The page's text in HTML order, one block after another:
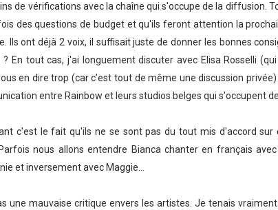
de vérifications avec la chaîne qui s'occupe de la diffusion.
des questions de budget et qu'ils feront attention la
ont déjà 2 voix, il suffisait juste de donner les bonnes
En tout cas, j'ai longuement discuter avec Elisa Rosselli
en dire trop (car c'est tout de même une discussion privée)
entre Rainbow et leurs studios belges qui s'occupent de
c'est le fait qu'ils ne se sont pas du tout mis d'accord sur
nous allons entendre Bianca chanter en français
et inversement avec Maggie...
une mauvaise critique envers les artistes. Je tenais